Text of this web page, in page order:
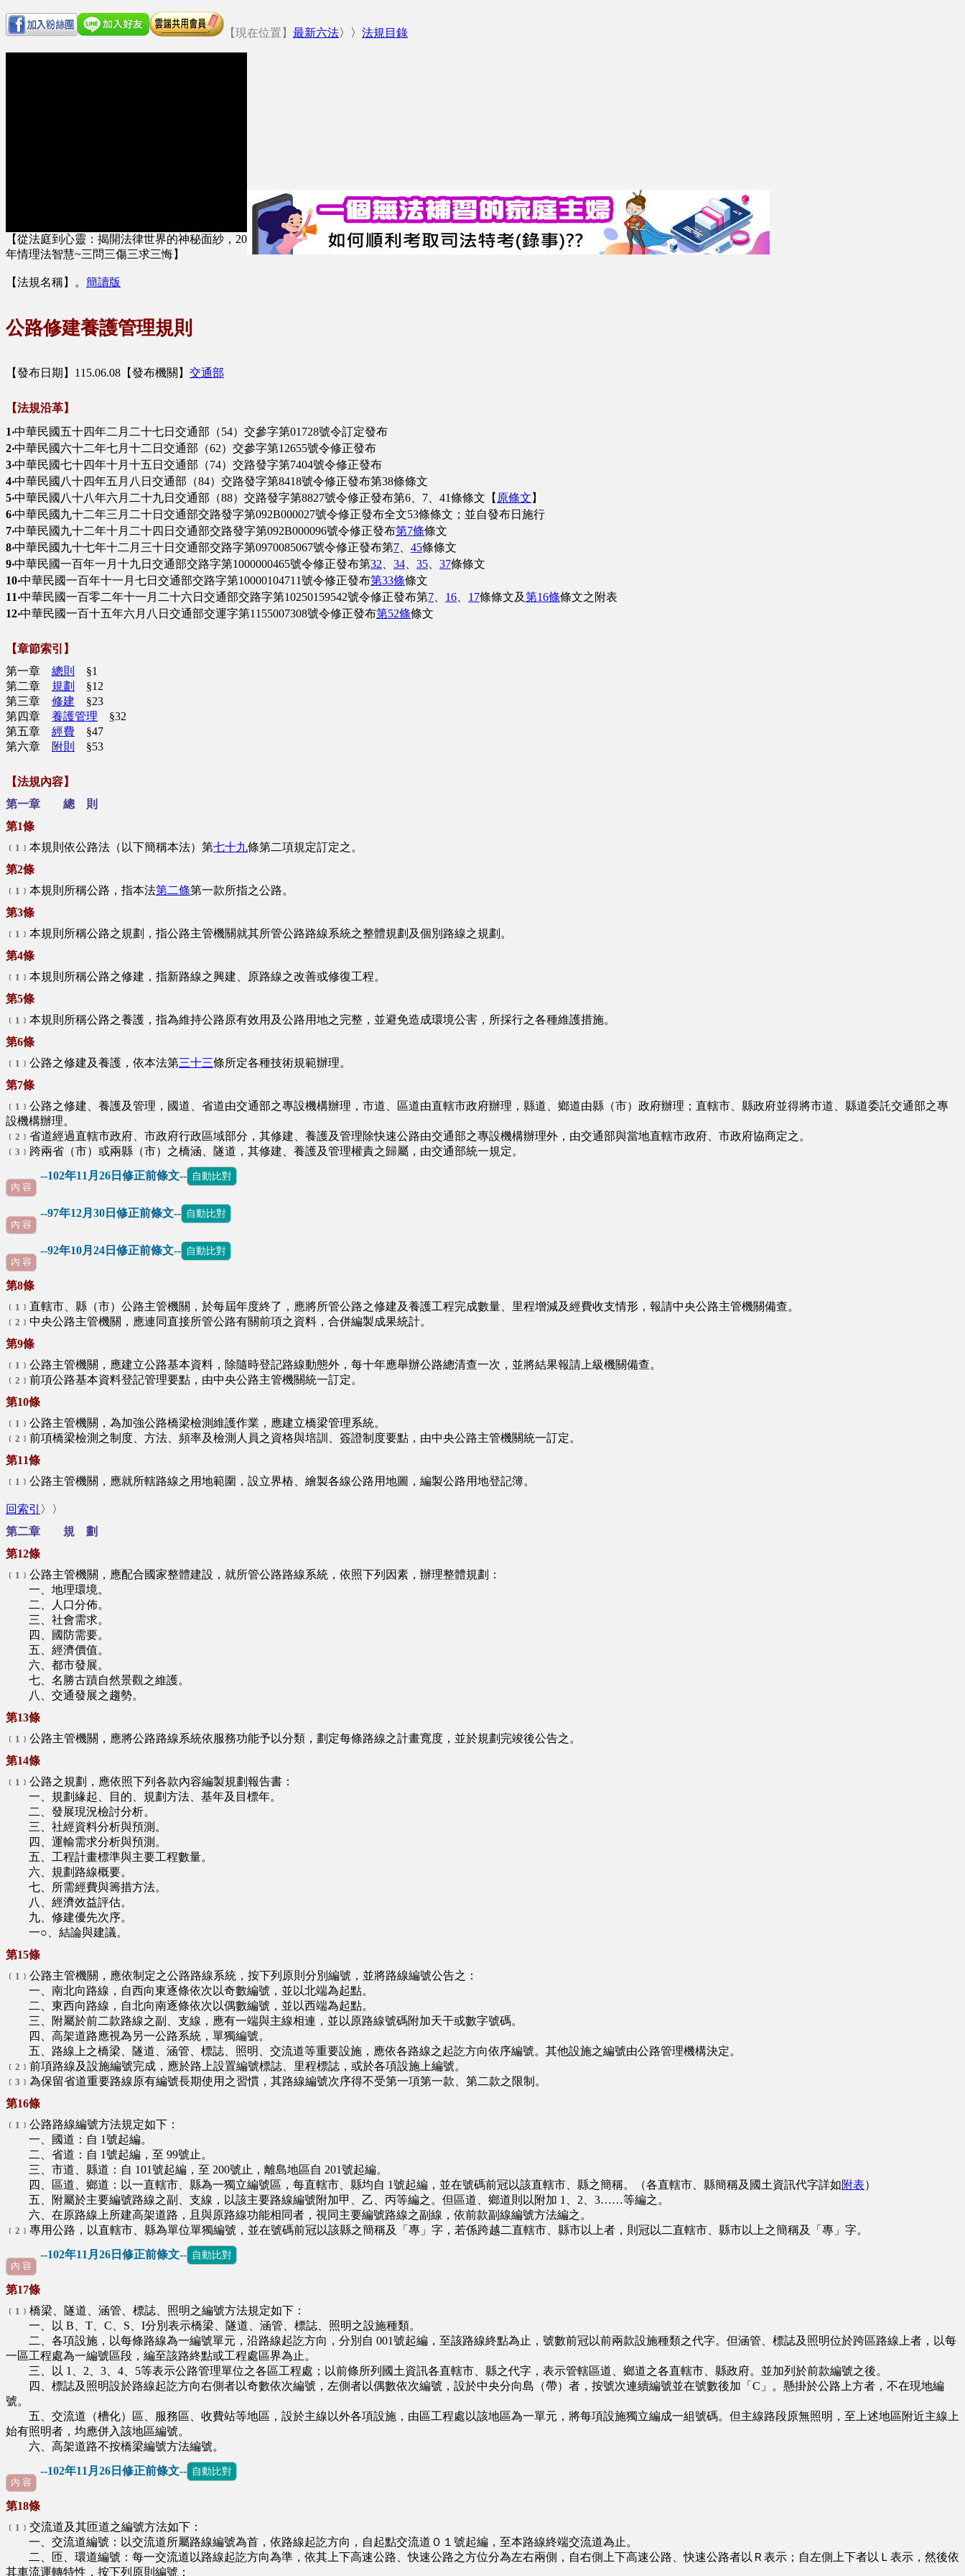
【現在位置】 最新六法〉〉 法規目錄
【從法庭到心靈：揭開法律世界的神秘面紗，20
年情理法智慧~三問三傷三求三悔】
【法規名稱】 。 簡讀版
公路修建養護管理規則
【發布日期】115.06.08【發布機關】 交通部
【法規沿革】
1‧中華民國五十四年二月二十七日交通部（54）交參字第01728號令訂定發布
2‧中華民國六十二年七月十二日交通部（62）交參字第12655號令修正發布
3‧中華民國七十四年十月十五日交通部（74）交路發字第7404號令修正發布
4‧中華民國八十四年五月八日交通部（84）交路發字第8418號令修正發布第38條條文
5‧中華民國八十八年六月二十九日交通部（88）交路發字第8827號令修正發布第6、7、41條條文【 原條文 】
6‧中華民國九十二年三月二十日交通部交路發字第092B000027號令修正發布全文53條條文；並自發布日施行
7‧中華民國九十二年十月二十四日交通部交路發字第092B000096號令修正發布第7條條文
8‧中華民國九十七年十二月三十日交通部交路字第0970085067號令修正發布第7 45條條文
9‧中華民國一百年一月十九日交通部交路字第1000000465號令修正發布第32 34 35 37條條文
10‧中華民國一百年十一月七日交通部交路字第10000104711號令修正發布第33條條文
11‧中華民國一百零二年十一月二十六日交通部交路字第10250159542號令修正發布第7 16 17條條文及第16條條文之附表
12‧中華民國一百十五年六月八日交通部交運字第1155007308號令修正發布第52條條文
【章節索引】
第一章 總則
§1
第二章 規劃
§12
第三章 修建 §23
第四章 養護管理 §32
第五章 經費 §47
第六章
附則 §53
【法規內容】
第一章 總 則
第1條
﹝1﹞ 本規則依公路法（以下簡稱本法）第七十九條第二項規定訂定之。
第2條
﹝1﹞ 本規則所稱公路，指本法第二條第一款所指之公路。
第3條
﹝1﹞ 本規則所稱公路之規劃，指公路主管機關就其所管公路路線系統之整體規劃及個別路線之規劃。
第4條
﹝1﹞ 本規則所稱公路之修建，指新路線之興建、原路線之改善或修復工程。
第5條
﹝1﹞ 本規則所稱公路之養護，指為維持公路原有效用及公路用地之完整，並避免造成環境公害，所採行之各種維護措施。
第6條
﹝1﹞ 公路之修建及養護，依本法第三十三條所定各種技術規範辦理。
第7條
﹝1﹞ 公路之修建、養護及管理，國道、省道由交通部之專設機構辦理，市道、區道由直轄市政府辦理，縣道、鄉道由縣（市）政府辦理；直轄市、縣政府並得將市道、縣道委託交通部之專
設機構辦理。
﹝2﹞ 省道經過直轄市政府、市政府行政區域部分，其修建、養護及管理除快速公路由交通部之專設機構辦理外，由交通部與當地直轄市政府、市政府協商定之。
﹝3﹞ 跨兩省（市）或兩縣（市）之橋涵、隧道，其修建、養護及管理權責之歸屬，由交通部統一規定。
--102年11月26日修正前條文-- 自動比對
內 容
--97年12月30日修正前條文-- 自動比對
內 容
--92年10月24日修正前條文-- 自動比對
內 容
第8條
﹝1﹞ 直轄市、縣（市）公路主管機關，於每屆年度終了，應將所管公路之修建及養護工程完成數量、里程增減及經費收支情形，報請中央公路主管機關備查。
﹝2﹞ 中央公路主管機關，應連同直接所管公路有關前項之資料，合併編製成果統計。
第9條
﹝1﹞ 公路主管機關，應建立公路基本資料，除隨時登記路線動態外，每十年應舉辦公路總清查一次，並將結果報請上級機關備查。
﹝2﹞ 前項公路基本資料登記管理要點，由中央公路主管機關統一訂定。
第10條
﹝1﹞ 公路主管機關，為加強公路橋梁檢測維護作業，應建立橋梁管理系統。
﹝2﹞ 前項橋梁檢測之制度、方法、頻率及檢測人員之資格與培訓、簽證制度要點，由中央公路主管機關統一訂定。
第11條
﹝1﹞ 公路主管機關，應就所轄路線之用地範圍，設立界樁、繪製各線公路用地圖，編製公路用地登記簿。
回索引 〉〉
第二章 規 劃
第12條
﹝1﹞ 公路主管機關，應配合國家整體建設，就所管公路路線系統，依照下列因素，辦理整體規劃：
一、地理環境。
二、人口分佈。
三、社會需求。
四、國防需要。
五、經濟價值。
六、都市發展。
七、名勝古蹟自然景觀之維護。
八、交通發展之趨勢。
第13條
﹝1﹞ 公路主管機關，應將公路路線系統依服務功能予以分類，劃定每條路線之計畫寬度，並於規劃完竣後公告之。
第14條
﹝1﹞ 公路之規劃，應依照下列各款內容編製規劃報告書：
一、規劃緣起、目的、規劃方法、基年及目標年。
二、發展現況檢討分析。
三、社經資料分析與預測。
四、運輸需求分析與預測。
五、工程計畫標準與主要工程數量。
六、規劃路線概要。
七、所需經費與籌措方法。
八、經濟效益評估。
九、修建優先次序。
一○、結論與建議。
第15條
﹝1﹞ 公路主管機關，應依制定之公路路線系統，按下列原則分別編號，並將路線編號公告之：
一、南北向路線，自西向東逐條依次以奇數編號，並以北端為起點。
二、東西向路線，自北向南逐條依次以偶數編號，並以西端為起點。
三、附屬於前二款路線之副、支線，應有一端與主線相連，並以原路線號碼附加天干或數字號碼。
四、高架道路應視為另一公路系統，單獨編號。
五、路線上之橋梁、隧道、涵管、標誌、照明、交流道等重要設施，應依各路線之起訖方向依序編號。其他設施之編號由公路管理機構決定。
﹝2﹞ 前項路線及設施編號完成，應於路上設置編號標誌、里程標誌，或於各項設施上編號。
﹝3﹞ 為保留省道重要路線原有編號長期使用之習慣，其路線編號次序得不受第一項第一款、第二款之限制。
第16條
﹝1﹞ 公路路線編號方法規定如下：
一、國道：自 1號起編。
二、省道：自 1號起編，至 99號止。
三、市道、縣道：自 101號起編，至 200號止，離島地區自 201號起編。
四、區道、鄉道：以一直轄市、縣為一獨立編號區，每直轄市、縣均自 1號起編，並在號碼前冠以該直轄市、縣之簡稱。（各直轄市、縣簡稱及國土資訊代字詳如附表）
五、附屬於主要編號路線之副、支線，以該主要路線編號附加甲、乙、丙等編之。但區道、鄉道則以附加 1、2、3……等編之。
六、在原路線上所建高架道路，且與原路線功能相同者，視同主要編號路線之副線，依前款副線編號方法編之。
﹝2﹞ 專用公路，以直轄市、縣為單位單獨編號，並在號碼前冠以該縣之簡稱及「專」字，若係跨越二直轄市、縣市以上者，則冠以二直轄市、縣市以上之簡稱及「專」字。
--102年11月26日修正前條文-- 自動比對
內 容
第17條
﹝1﹞ 橋梁、隧道、涵管、標誌、照明之編號方法規定如下：
一、以 B、T、C、S、I分別表示橋梁、隧道、涵管、標誌、照明之設施種類。
二、各項設施，以每條路線為一編號單元，沿路線起訖方向，分別自 001號起編，至該路線終點為止，號數前冠以前兩款設施種類之代字。但涵管、標誌及照明位於跨區路線上者，以每
一區工程處為一編號區段，編至該路終點或工程處區界為止。
三、以 1、2、3、4、5等表示公路管理單位之各區工程處；以前條所列國土資訊各直轄市、縣之代字，表示管轄區道、鄉道之各直轄市、縣政府。並加列於前款編號之後。
四、標誌及照明設於路線起訖方向右側者以奇數依次編號，左側者以偶數依次編號，設於中央分向島（帶）者，按號次連續編號並在號數後加「C」。懸掛於公路上方者，不在現地編
號。
五、交流道（槽化）區、服務區、收費站等地區，設於主線以外各項設施，由區工程處以該地區為一單元，將每項設施獨立編成一組號碼。但主線路段原無照明，至上述地區附近主線上
始有照明者，均應併入該地區編號。
六、高架道路不按橋梁編號方法編號。
--102年11月26日修正前條文-- 自動比對
內 容
第18條
﹝1﹞ 交流道及其匝道之編號方法如下：
一、交流道編號：以交流道所屬路線編號為首，依路線起訖方向，自起點交流道０１號起編，至本路線終端交流道為止。
二、匝、環道編號：每一交流道以路線起訖方向為準，依其上下高速公路、快速公路之方位分為左右兩側，自右側上下高速公路、快速公路者以Ｒ表示；自左側上下者以Ｌ表示，然後依
其車流運轉特性，按下列原則編號：